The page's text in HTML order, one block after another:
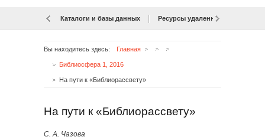
Каталоги и базы данных Ресурсы удаленного доступа
Вы находитесь здесь: Главная
Библиосфера 1, 2016
На пути к «Библиорассвету»
На пути к «Библиорассвету»
С. А. Чазова